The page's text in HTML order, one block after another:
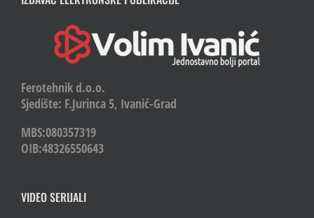
IZDAVAČ ELEKTRONSKE PUBLIKACIJE
Ferotehnik d.o.o.
Sjedište: F.Jurinca 5, Ivanić-Grad
MBS:080357319
OIB:48326550643
VIDEO SERIJALI